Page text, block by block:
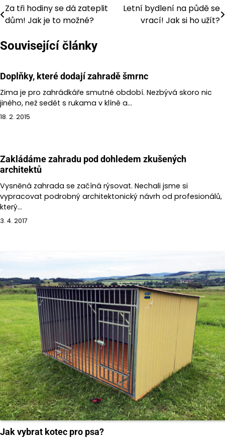
Navigace
příspěvek
Za tři hodiny se dá zateplit
dům! Jak je to možné?
Letní bydlení na půdě se
vrací! Jak si ho užít?
Související články
Doplňky, které dodají zahradě šmrnc
Zima je pro zahrádkáře smutné období. Nezbývá skoro nic
jiného, než sedět s rukama v klíně a…
18. 2. 2015
Zakládáme zahradu pod dohledem zkušených
architektů
Vysněná zahrada se začíná rýsovat. Nechali jsme si
vypracovat podrobný architektonický návrh od profesionálů,
který…
3. 4. 2017
Jak vybrat kotec pro psa?